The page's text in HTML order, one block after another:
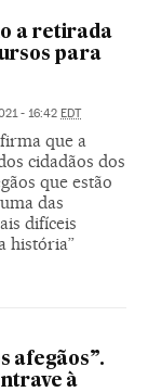
a retirada
para
- 16:42 EDT
que a
cidadãos dos
que estão
das
difíceis
história”
afegãos”.
à